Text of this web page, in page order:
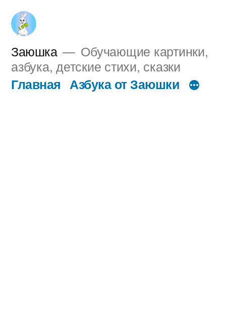
Перейти
содержимому
Заюшка
Обучающие картинки,
азбука, детские стихи, сказки
Главная Азбука от Заюшки